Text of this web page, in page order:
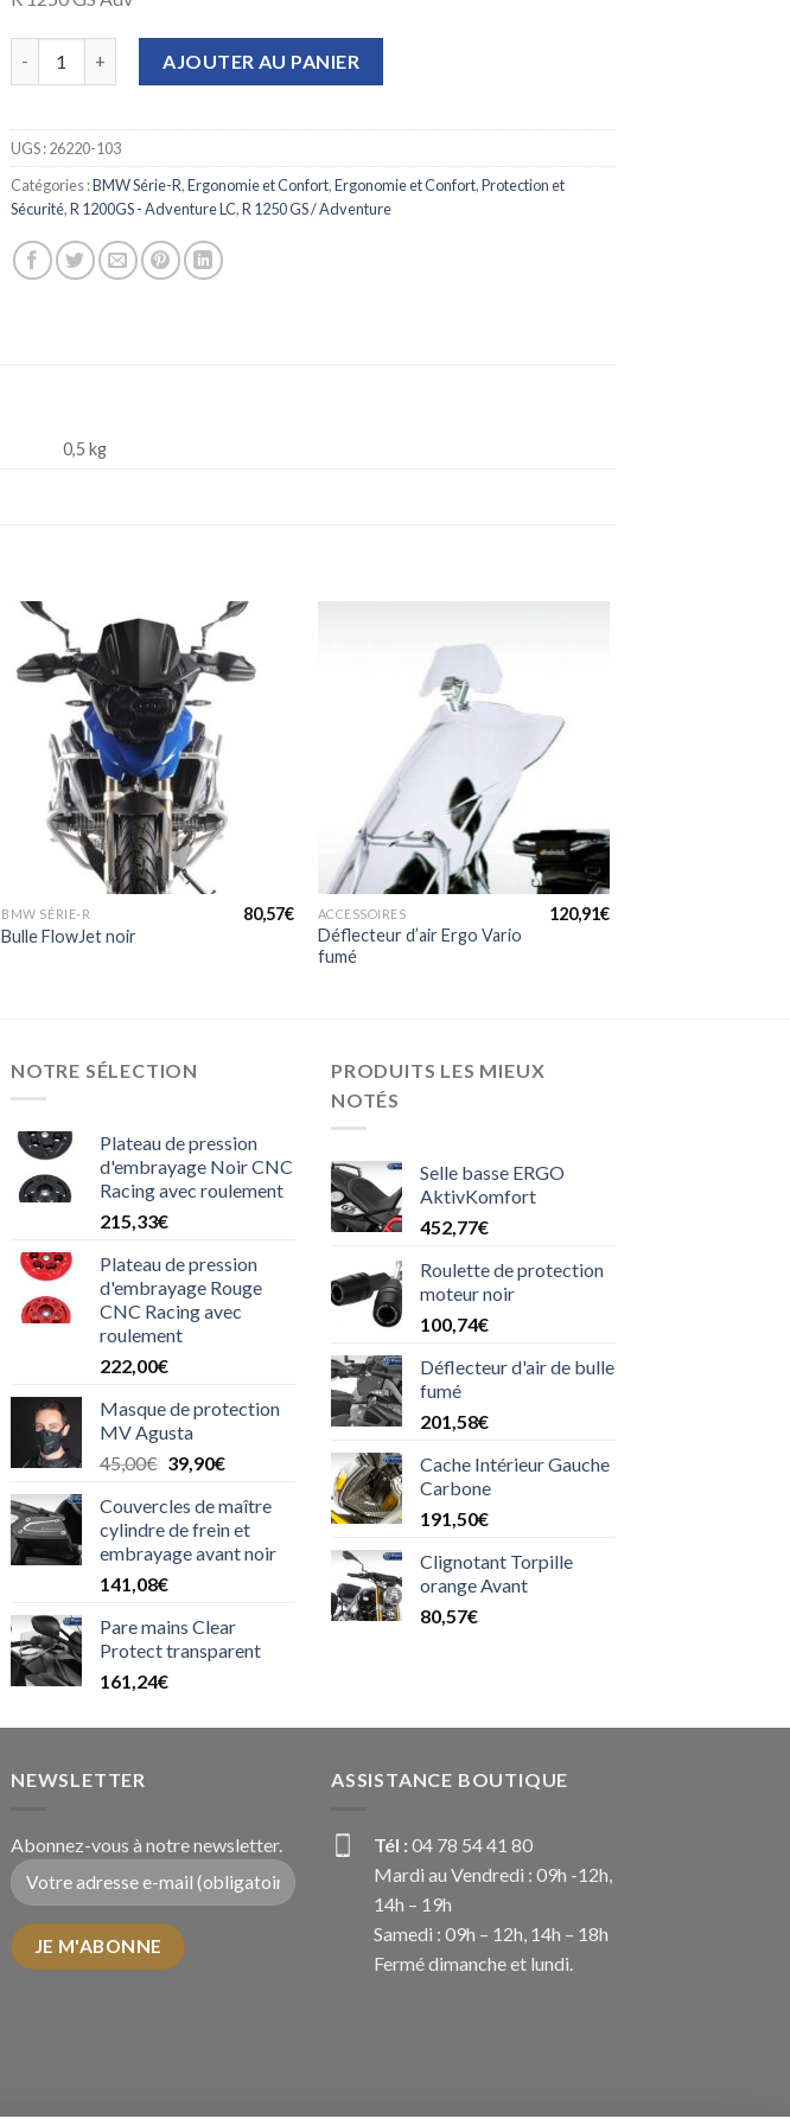
AJOUTER AU PANIER
UGS :26220-103
Catégories :BMW Série-R,Ergonomie et Confort,Ergonomie et Confort,Protection et
Sécurité,R 1200GS - Adventure LC,R 1250 GS / Adventure
0,5 kg
BMW SÉRIE-R
Bulle FlowJet noir
80,57€
+
ACCESSOIRES
Déflecteur d’air Ergo Vario
fumé
120,91€
NOTRE SÉLECTION
Plateau de pression
d'embrayage Noir CNC
Racing avec roulement
215,33€
Plateau de pression
d'embrayage Rouge
CNC Racing avec
roulement
222,00€
Masque de protection
MV Agusta
45,00€ Le
initial
était :
45,00€.
39,90€Le
actuel
est :
39,90€.
Couvercles de maître
cylindre de frein et
embrayage avant noir
141,08€
Pare mains Clear
Protect transparent
161,24€
PRODUITS LES MIEUX
NOTÉS
Selle basse ERGO
AktivKomfort
452,77€
Roulette de protection
moteur noir
100,74€
Déflecteur d'air de bulle
fumé
201,58€
Cache Intérieur Gauche
Carbone
191,50€
Clignotant Torpille
orange Avant
80,57€
NEWSLETTER
Abonnez-vous à notre newsletter.
ASSISTANCE BOUTIQUE
Tél : 04 78 54 41 80
Mardi au Vendredi : 09h -12h,
14h – 19h
Samedi : 09h – 12h, 14h – 18h
Fermé dimanche et lundi.